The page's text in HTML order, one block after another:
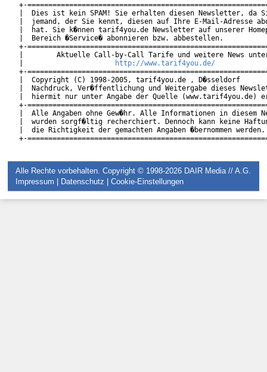
+-
|  Dies ist kein SPAM! Sie erhalten diesen Newsletter, da
|  jemand, der Sie kennt, diesen auf Ihre E-Mail-Adresse
|  hat. Sie k�nnen tarif4you.de Newsletter auf unserer
|  Bereich �Service� abonnieren bzw. abbestellen.
+-
|        Aktuelle Call-by-Call Tarife und weitere News
http://www.tarif4you.de/
+-
|  Copyright (C) 1998-2005, tarif4you.de , D�sseldorf
|  Nachdruck, Ver�ffentlichung und Weitergabe dieses
|  hiermit nur unter Angabe der Quelle
+-
|  Alle Angaben ohne Gew�hr. Alle Informationen in diesem
|  wurden sorgf�ltig recherchiert. Dennoch kann keine
|  die Richtigkeit der gemachten Angaben �bernommen
Alle Rechte vorbehalten. Copyright © 1998-2026 DAIR Media // A.G.
Impressum | Datenschutz | Cookie-Einstellungen